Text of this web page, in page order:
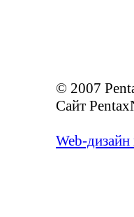
© 2007
Сайт
Web-дизайн